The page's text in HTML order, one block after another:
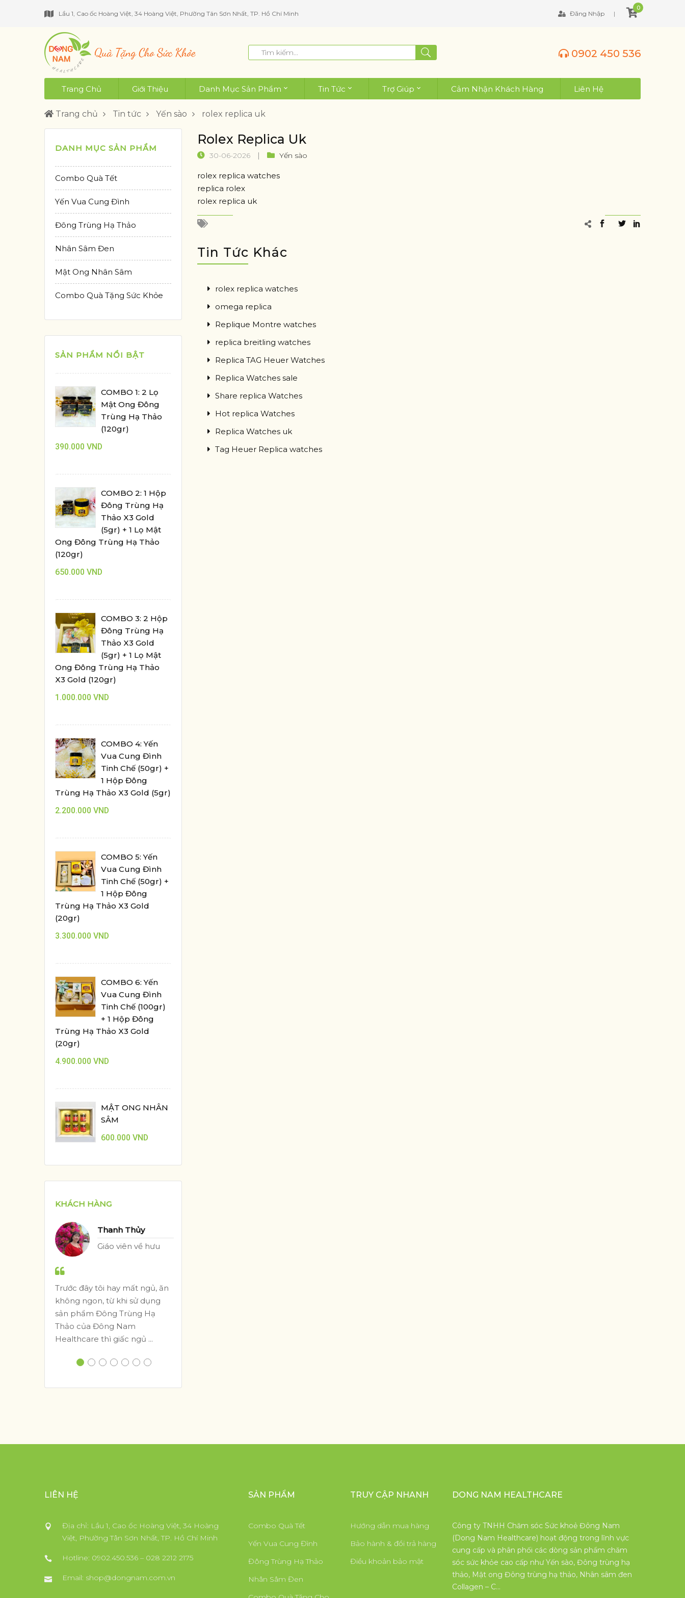
Lầu 1, Cao ốc Hoàng Việt, 34 Hoàng Việt, Phường Tân Sơn Nhất, TP. Hồ Chí Minh Đăng Nhập
0
0902 450 536
Trang Chủ Giới Thiệu Danh Mục Sản Phẩm Tin Tức Trợ Giúp Cảm Nhận Khách Hàng Liên Hệ
Trang chủ Tin tức Yến sào rolex replica uk
Rolex Replica Uk
30-06-2026 Yến sào
rolex replica watches
replica rolex
rolex replica uk
Tin Tức Khác
rolex replica watches
omega replica
Replique Montre watches
replica breitling watches
Replica TAG Heuer Watches
Replica Watches sale
Share replica Watches
Hot replica Watches
Replica Watches uk
Tag Heuer Replica watches
DANH MỤC SẢN PHẨM
Combo Quà Tết
Yến Vua Cung Đình
Đông Trùng Hạ Thảo
Nhân Sâm Đen
Mật Ong Nhân Sâm
Combo Quà Tặng Sức Khỏe
SẢN PHẨM NỔI BẬT
COMBO 1: 2 Lọ
Mật Ong Đông
Trùng Hạ Thảo
(120gr)
390.000 VND
COMBO 2: 1 Hộp
Đông Trùng Hạ
Thảo X3 Gold
(5gr) + 1 Lọ Mật
Ong Đông Trùng Hạ Thảo
(120gr)
650.000 VND
COMBO 3: 2 Hộp
Đông Trùng Hạ
Thảo X3 Gold
(5gr) + 1 Lọ Mật
Ong Đông Trùng Hạ Thảo
X3 Gold (120gr)
1.000.000 VND
COMBO 4: Yến
Vua Cung Đình
Tinh Chế (50gr) +
1 Hộp Đông
Trùng Hạ Thảo X3 Gold (5gr)
2.200.000 VND
COMBO 5: Yến
Vua Cung Đình
Tinh Chế (50gr) +
1 Hộp Đông
Trùng Hạ Thảo X3 Gold
(20gr)
3.300.000 VND
COMBO 6: Yến
Vua Cung Đình
Tinh Chế (100gr)
+ 1 Hộp Đông
Trùng Hạ Thảo X3 Gold
(20gr)
4.900.000 VND
MẬT ONG NHÂN
SÂM
600.000 VND
KHÁCH HÀNG
Thanh Thủy
Giáo viên về hưu
Trước đây tôi hay mất ngủ, ăn
không ngon, từ khi sử dụng
sản phẩm Đông Trùng Hạ
Thảo của Đông Nam
Healthcare thì giấc ngủ ...
LIÊN HỆ
Địa chỉ: Lầu 1, Cao ốc Hoàng Việt, 34 Hoàng
Việt, Phường Tân Sơn Nhất, TP. Hồ Chí Minh
Hotline: 0902.450.536 – 028 2212 2175
Email: shop@dongnam.com.vn
SẢN PHẨM
Combo Quà Tết
Yến Vua Cung Đình
Đông Trùng Hạ Thảo
Nhân Sâm Đen
TRUY CẬP NHANH
Hướng dẫn mua hàng
Bảo hành & đổi trả hàng
Điều khoản bảo mật
DONG NAM HEALTHCARE
Công ty TNHH Chăm sóc Sức khoẻ Đông Nam
(Dong Nam Healthcare) hoạt động trong lĩnh vực
cung cấp và phân phối các dòng sản phẩm chăm
sóc sức khỏe cao cấp như Yến sào, Đông trùng hạ
thảo, Mật ong Đông trùng hạ thảo, Nhân sâm đen
Collagen – C…